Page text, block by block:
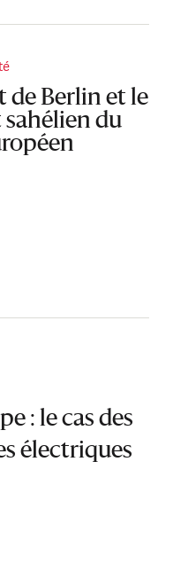
de Berlin et le
du
: le cas des
électriques